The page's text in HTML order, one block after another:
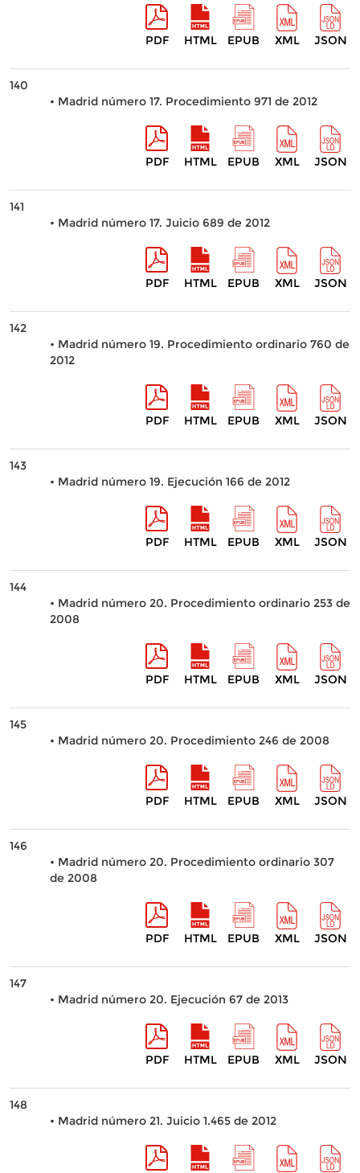
PDF HTML EPUB XML JSON
140
• Madrid número 17. Procedimiento 971 de 2012
PDF HTML EPUB XML JSON
141
• Madrid número 17. Juicio 689 de 2012
PDF HTML EPUB XML JSON
142
• Madrid número 19. Procedimiento ordinario 760 de
2012
PDF HTML EPUB XML JSON
143
• Madrid número 19. Ejecución 166 de 2012
PDF HTML EPUB XML JSON
144
• Madrid número 20. Procedimiento ordinario 253 de
2008
PDF HTML EPUB XML JSON
145
• Madrid número 20. Procedimiento 246 de 2008
PDF HTML EPUB XML JSON
146
• Madrid número 20. Procedimiento ordinario 307
de 2008
PDF HTML EPUB XML JSON
147
• Madrid número 20. Ejecución 67 de 2013
PDF HTML EPUB XML JSON
148
• Madrid número 21. Juicio 1.465 de 2012